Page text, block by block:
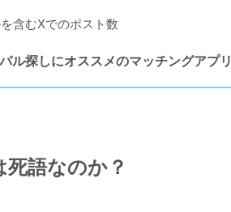
含むXでのポスト数
ル探しにオススメのマッチングアプリ
語なのか？